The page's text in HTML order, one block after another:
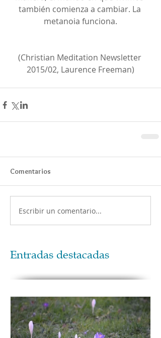
también comienza a cambiar. La
metanoia funciona.
(Christian Meditation Newsletter
2015/02, Laurence Freeman)
Comentarios
Escribir un comentario...
Entradas destacadas